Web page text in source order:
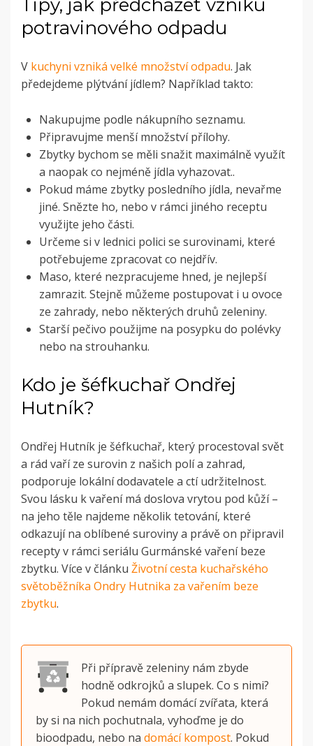
Tipy, jak předcházet vzniku
potravinového odpadu
V kuchyni vzniká velké množství odpadu. Jak
předejdeme plýtvání jídlem? Například takto:
Nakupujme podle nákupního seznamu.
Připravujme menší množství přílohy.
Zbytky bychom se měli snažit maximálně využít
a naopak co nejméně jídla vyhazovat..
Pokud máme zbytky posledního jídla, nevařme
jiné. Snězte ho, nebo v rámci jiného receptu
využijte jeho části.
Určeme si v lednici polici se surovinami, které
potřebujeme zpracovat co nejdřív.
Maso, které nezpracujeme hned, je nejlepší
zamrazit. Stejně můžeme postupovat i u ovoce
ze zahrady, nebo některých druhů zeleniny.
Starší pečivo použijme na posypku do polévky
nebo na strouhanku.
Kdo je šéfkuchař Ondřej
Hutník?
Ondřej Hutník je šéfkuchař, který procestoval svět
a rád vaří ze surovin z našich polí a zahrad,
podporuje lokální dodavatele a ctí udržitelnost.
Svou lásku k vaření má doslova vrytou pod kůží –
na jeho těle najdeme několik tetování, které
odkazují na oblíbené suroviny a právě on připravil
recepty v rámci seriálu Gurmánské vaření beze
zbytku. Více v článku Životní cesta kuchařského
světoběžníka Ondry Hutnika za vařením beze
zbytku.
Při přípravě zeleniny nám zbyde
hodně odkrojků a slupek. Co s nimi?
Pokud nemám domácí zvířata, která
by si na nich pochutnala, vyhoďme je do
bioodpadu, nebo na domácí kompost. Pokud